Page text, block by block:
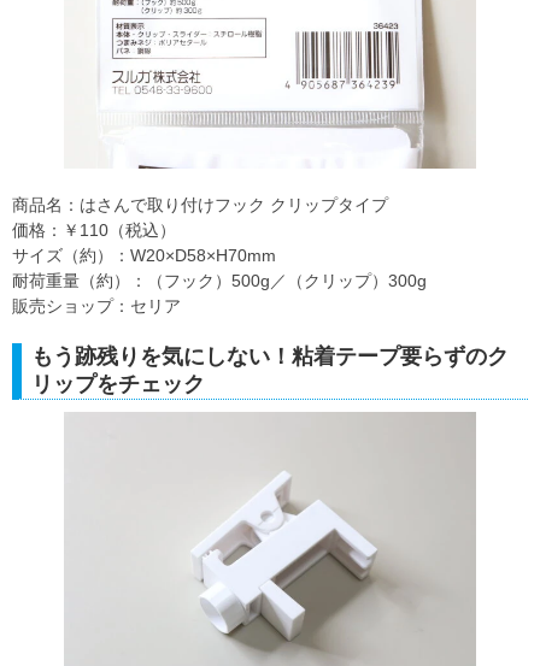
商品名：はさんで取り付けフック クリップタイプ
価格：￥110（税込）
サイズ（約）：W20×D58×H70mm
耐荷重量（約）：（フック）500g／（クリップ）300g
販売ショップ：セリア
もう跡残りを気にしない！粘着テープ要らずのク
リップをチェック